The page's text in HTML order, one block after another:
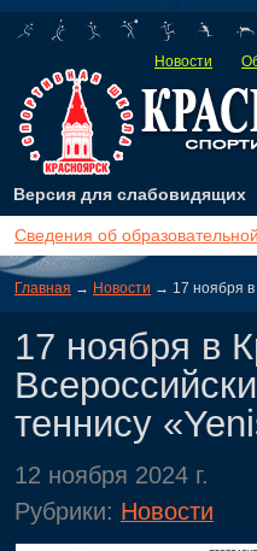
Новости
Версия для слабовидящих
Сведения об
Главная → Новости → 17 ноября в
17 ноября в
теннису
12 ноября 2024 г.
Рубрики: Новости